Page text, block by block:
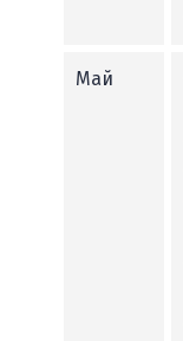
Май